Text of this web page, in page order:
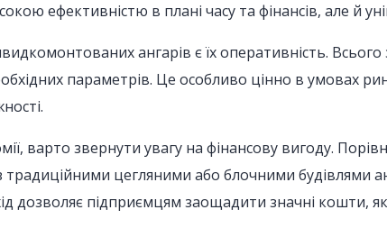
ефективністю в плані часу та фінансів, але й
ангарів є їх оперативність.
параметрів. Це особливо цінно в
варто звернути увагу на фінансову вигоду.
цегляними або блочними будівлями
дозволяє підприємцям заощадити значні кошти,